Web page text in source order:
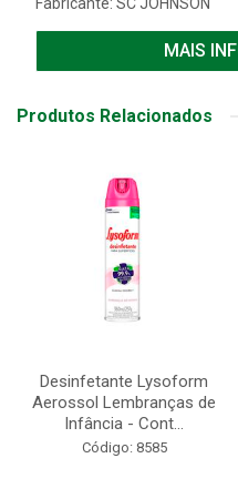
MAIS
Produtos Relacionados
Desinfetante Lysoform
Aerossol Lembranças de
Infância - Cont...
Código: 8585